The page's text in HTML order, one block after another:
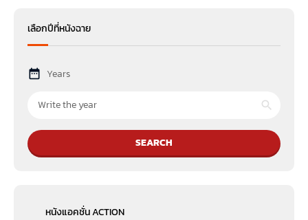
เลือกปีที่หนังฉาย
Years
SEARCH
หนังแอคชั่น ACTION